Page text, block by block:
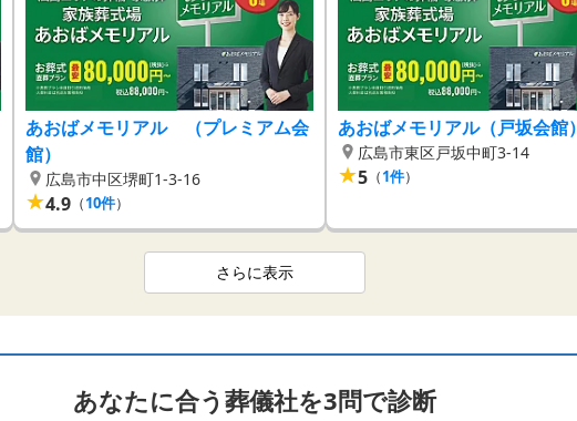
あおばメモリアル （プレミアム会
館）
広島市中区堺町1-3-16
★4.9 （10件）
あおばメモリアル（戸坂会館）
広島市東区戸坂中町3-14
★5 （1件）
さらに表示
あなたに合う葬儀社を3問で診断